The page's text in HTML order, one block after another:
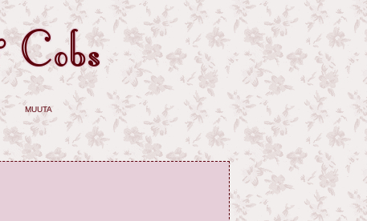
muuta